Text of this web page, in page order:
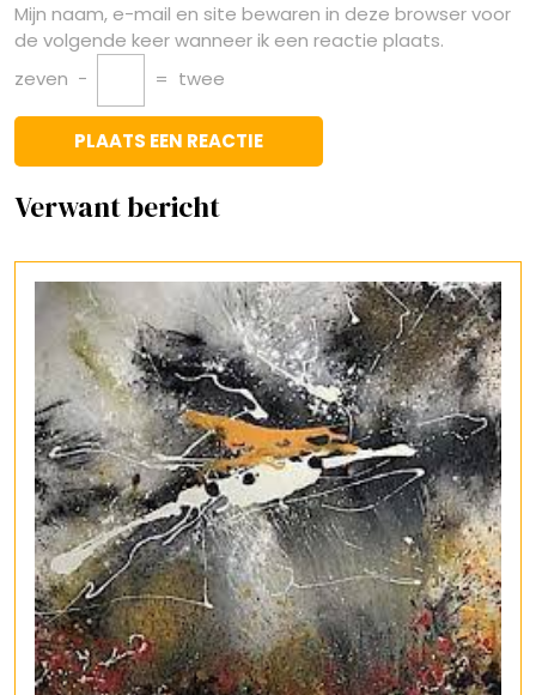
Mijn naam, e-mail en site bewaren in deze browser voor
de volgende keer wanneer ik een reactie plaats.
zeven − = twee
Verwant bericht